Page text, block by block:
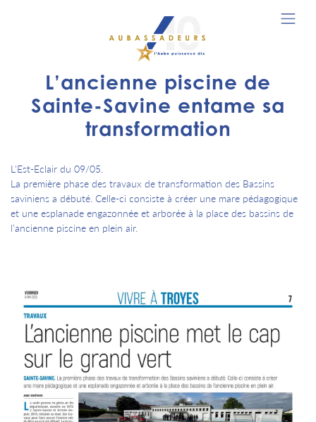
L’ancienne piscine de
Sainte-Savine entame sa
transformation
L'Est-Eclair du 09/05.
La première phase des travaux de transformation des Bassins
saviniens a débuté. Celle-ci consiste à créer une mare pédagogique
et une esplanade engazonnée et arborée à la place des bassins de
l’ancienne piscine en plein air.